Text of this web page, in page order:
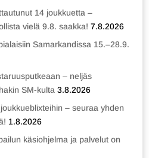
14 joukkuetta –
vielä 9.8. saakka! 7.8.2026
Samarkandissa 15.–28.9.
– neljäs
SM-kulta 3.8.2026
– seuraa yhden
1.8.2026
käsiohjelma ja palvelut on